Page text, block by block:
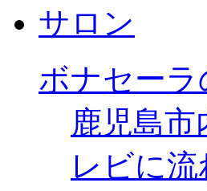
ボナセー
鹿児島
レビに